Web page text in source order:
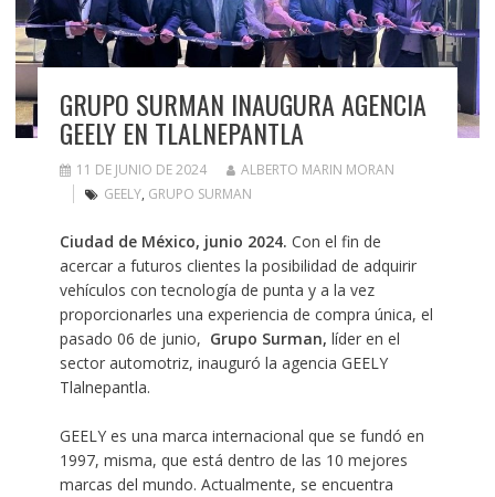
GRUPO SURMAN INAUGURA AGENCIA
GEELY EN TLALNEPANTLA
11 DE JUNIO DE 2024
ALBERTO MARIN MORAN
GEELY, GRUPO SURMAN
Ciudad de México, junio 2024. Con el fin de
acercar a futuros clientes la posibilidad de adquirir
vehículos con tecnología de punta y a la vez
proporcionarles una experiencia de compra única, el
pasado 06 de junio, Grupo Surman, líder en el
sector automotriz, inauguró la agencia GEELY
Tlalnepantla.
GEELY es una marca internacional que se fundó en
1997, misma, que está dentro de las 10 mejores
marcas del mundo. Actualmente, se encuentra